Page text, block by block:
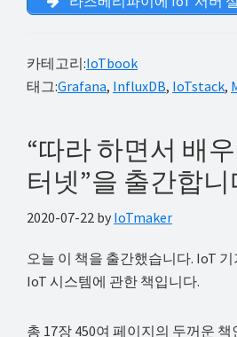
카테고리:IoTbook
태그:Grafana, InfluxDB, IoTstack,
“따라 하면서 배
터넷”을 출간합니
2020-07-22 by IoTmaker
오늘 이 책을 출간했습니다. IoT
IoT 시스템에 관한 책입니다.
총 17장 450여 페이지의 두꺼운